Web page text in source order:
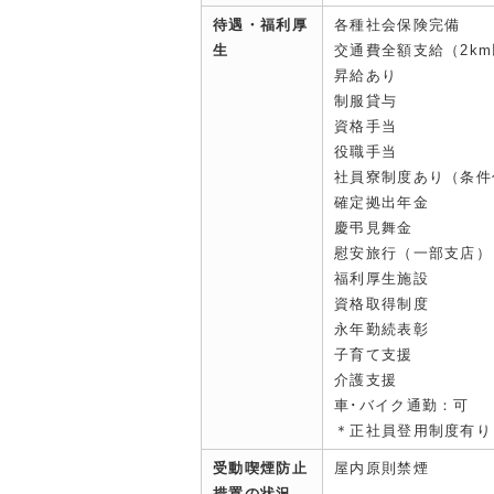
待遇・福利厚
生
各種社会保険完備
交通費全額支給（2km
昇給あり
制服貸与
資格手当
役職手当
社員寮制度あり（条件
確定拠出年金
慶弔見舞金
慰安旅行（一部支店）
福利厚生施設
資格取得制度
永年勤続表彰
子育て支援
介護支援
車･バイク通勤：可
＊正社員登用制度有り
受動喫煙防止
屋内原則禁煙